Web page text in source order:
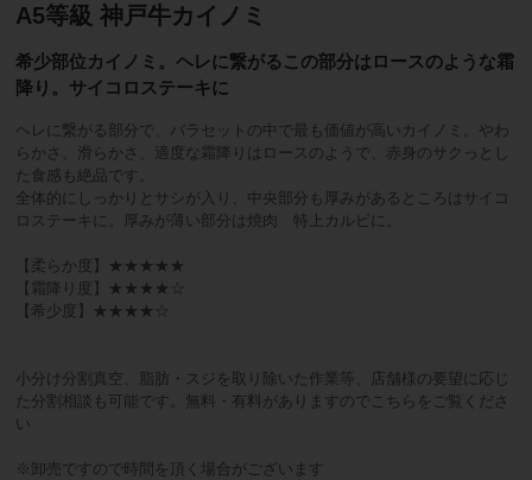
A5等級 神戸牛カイノミ
希少部位カイノミ。ヘレに繋がるこの部分はロースのような霜
降り。サイコロステーキに
ヘレに繋がる部分で、バラセットの中で最も価値が高いカイノミ。やわ
らかさ、滑らかさ、適度な霜降りはロースのようで、赤身のサクっとし
た食感も絶品です。
全体的にしっかりとサシが入り、中央部分も厚みがあるところはサイコ
ロステーキに。厚みが薄い部分は焼肉 特上カルビに。
【柔らか度】★★★★★
【霜降り度】★★★★☆
【希少度】★★★★☆
小分け分割真空、脂肪・スジを取り除いた作業等、店舗様の要望に応じ
た分割相談も可能です。無料・有料がありますので こちら をご覧くださ
い
※卸売ですので時間を頂く場合がございます